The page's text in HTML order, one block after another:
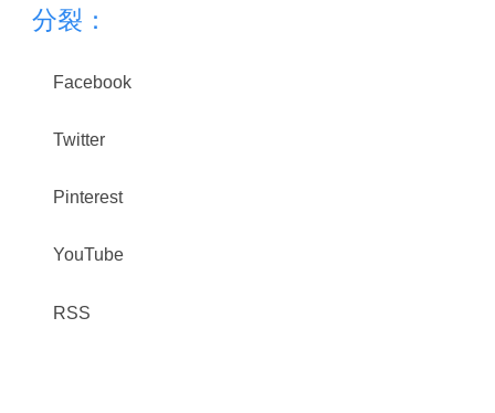
分裂：
Facebook
Twitter
Pinterest
YouTube
RSS